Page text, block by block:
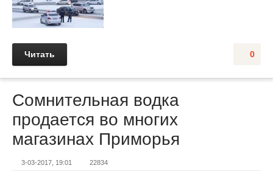
0
Читать
Сомнительная водка
продается во многих
магазинах Приморья
3-03-2017, 19:01 22834